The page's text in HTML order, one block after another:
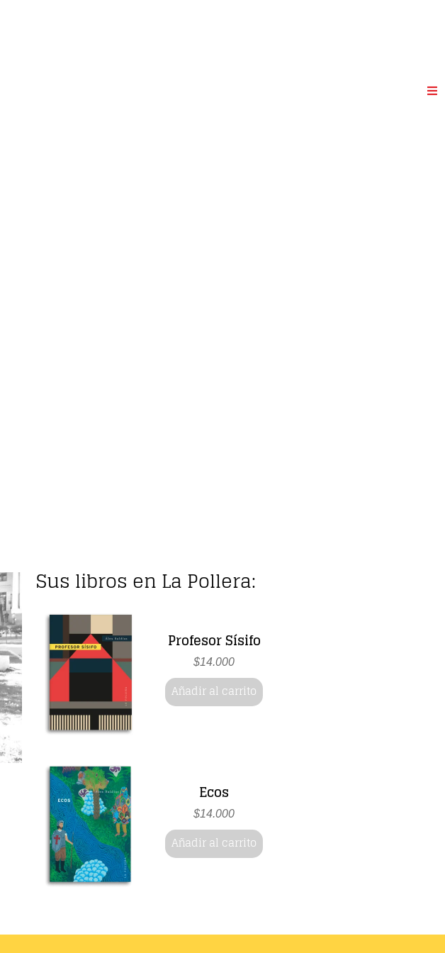
Sus libros en La Pollera:
Profesor Sísifo
$14.000
Añadir al carrito
Ecos
$14.000
Añadir al carrito